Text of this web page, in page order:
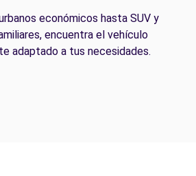
económicos hasta SUV y
encuentra el vehículo
adaptado a tus necesidades.